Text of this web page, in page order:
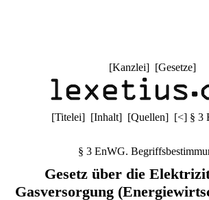
[Kanzlei] [Gesetze]
[Titelei] [Inhalt] [Quellen] [<] § 3
§ 3 EnWG.
Gesetz über die
Gasversorgung